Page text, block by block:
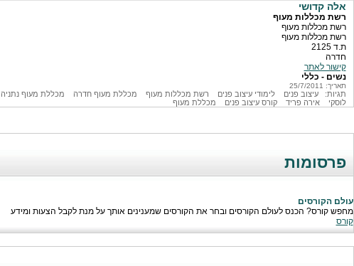
אלה קדושי
רשת מכללות מעוף
רשת מכללות מעוף
רשת מכללות מעוף
ת.ד 2125
חדרה
קישור לאתר
נשים - כללי
תאריך: 25/7/2011
תגיות:עיצוב פנים לימודי עיצוב פנים רשת מכללות מעוף מכללת מעוף חדרה מכללת מעוף נתניה
לוסקי
אירה פריד קורס עיצוב פנים מכללת מעוף
פרסומות
עולם הקורסים
מחפש קורס? הכנס לעולם הקורסים ובחר את הקורסים שמענינים אותך על מנת לקבל הצעות ומידע
קורס